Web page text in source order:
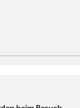
aus dem
bereitet